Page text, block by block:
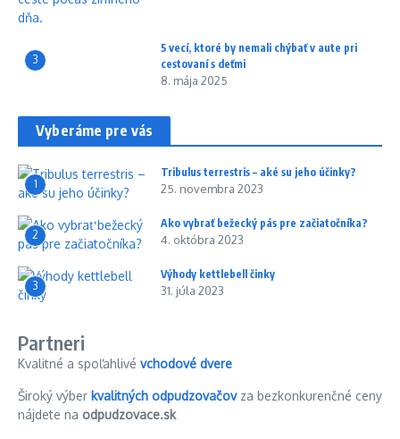
3
5 vecí, ktoré by nemali chýbať v aute pri
cestovaní s deťmi
8. mája 2025
Vyberáme pre vás
1
Tribulus terrestris – aké su jeho účinky?
25. novembra 2023
2
Ako vybrať bežecký pás pre začiatočníka?
4. októbra 2023
3
Výhody kettlebell činky
31. júla 2023
Partneri
Kvalitné a spoľahlivé vchodové dvere
Široký výber kvalitných odpudzovačovza bezkonkurenčné ceny
nájdete na odpudzovace.sk